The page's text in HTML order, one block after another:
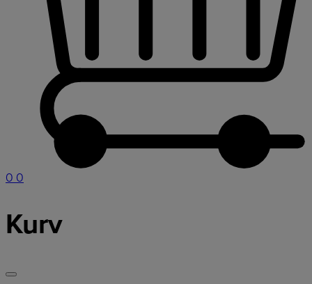
0 0
Kurv